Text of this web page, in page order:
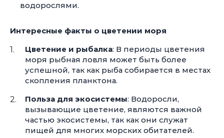
водорослями.
Интересные факты о цветении моря
Цветение и рыбалка: В периоды цветения
моря рыбная ловля может быть более
успешной, так как рыба собирается в местах
скопления планктона.
Польза для экосистемы: Водоросли,
вызывающие цветение, являются важной
частью экосистемы, так как они служат
пищей для многих морских обитателей.